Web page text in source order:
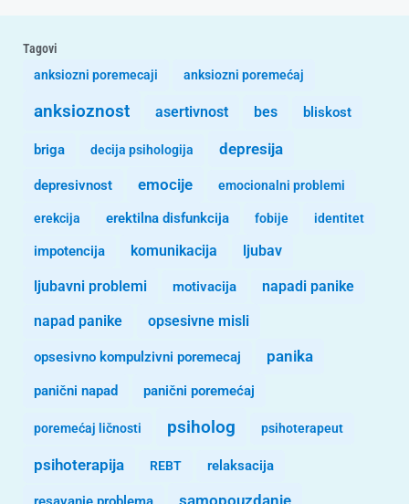
Tagovi
anksiozni poremecaji
anksiozni poremećaj
anksioznost asertivnost bes bliskost
briga decija psihologija depresija
depresivnost emocije emocionalni problemi
erekcija erektilna disfunkcija fobije identitet
impotencija komunikacija ljubav
ljubavni problemi motivacija napadi panike
napad panike opsesivne misli
opsesivno kompulzivni poremecaj panika
panični napad panični poremećaj
poremećaj ličnosti psiholog psihoterapeut
psihoterapija REBT relaksacija